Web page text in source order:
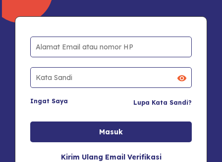
Ingat Saya Lupa Kata Sandi?
Kirim Ulang Email Verifikasi